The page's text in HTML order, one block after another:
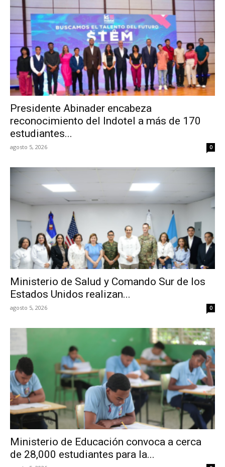
Presidente Abinader encabeza
reconocimiento del Indotel a más de 170
estudiantes...
agosto 5, 2026 0
Ministerio de Salud y Comando Sur de los
Estados Unidos realizan...
agosto 5, 2026 0
Ministerio de Educación convoca a cerca
de 28,000 estudiantes para la...